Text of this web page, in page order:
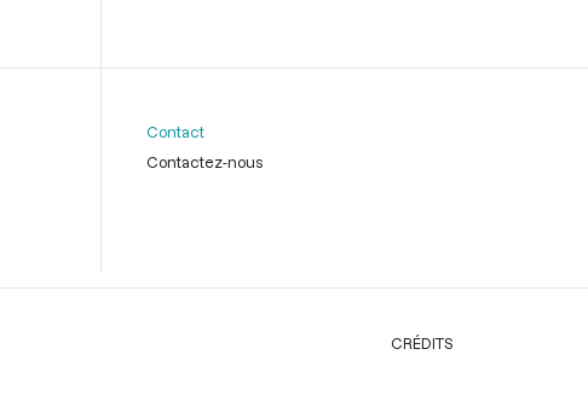
Contact
Contactez-nous
CRÉDITS